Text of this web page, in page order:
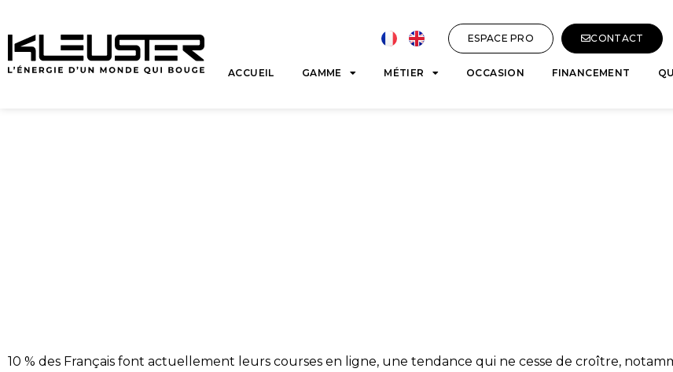
ESPACE PRO CONTACT
ACCUEIL GAMME MÉTIER OCCASION FINANCEMENT
10 % des Français font actuellement leurs courses en ligne, une tendance qui ne cesse de croître,